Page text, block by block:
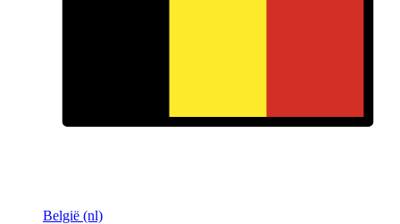
België (nl)